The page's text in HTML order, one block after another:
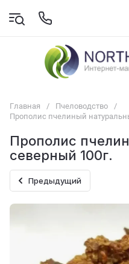
Главная / Пчеловодство
/
Прополис пчелиный
Прополис
северный 100г.
Предыдущий